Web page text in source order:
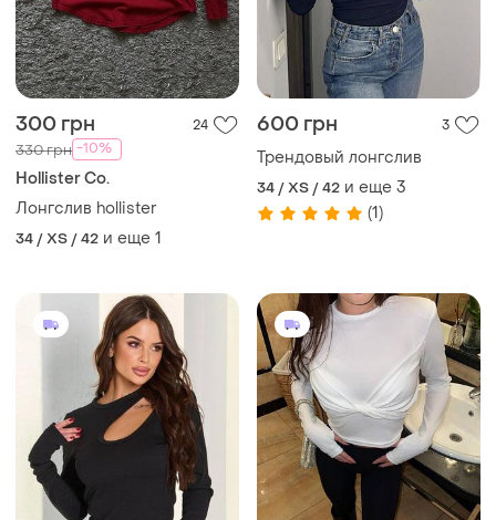
300 грн 24
330 грн -10%
Hollister Co.
Лонгслив hollister
34 / XS / 42 и еще 1
600 грн 3
Трендовый лонгслив
34 / XS / 42 и еще 3
(1)